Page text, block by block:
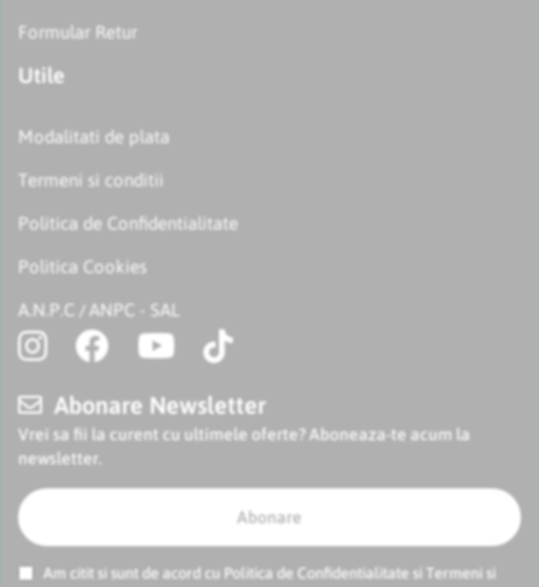
Formular Retur
Utile
Modalitati de plata
Termeni si conditii
Politica de Confidentialitate
Politica Cookies
A.N.P.C / ANPC - SAL
Abonare Newsletter
Vrei sa fii la curent cu ultimele oferte? Aboneaza-te acum la
newsletter.
Abonare
Am citit si sunt de acord cu Politica de Confidentialitate si
Termeni si